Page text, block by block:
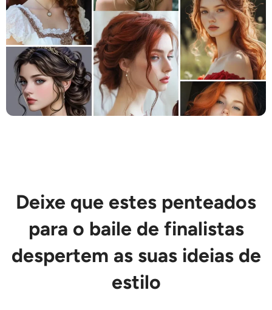
Substituto de IA
AI Recolorir
Gerador de Imagens com Estilo por IA
Bebê AI
Filtro de IA
Gerador de tiro na cabeça Pro
Deixe que estes penteados
para o baile de finalistas
despertem as suas ideias de
estilo